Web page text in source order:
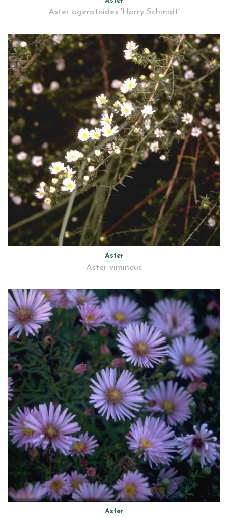
Aster ageratoides 'Harry Schmidt'
Aster
Aster vimineus
Aster